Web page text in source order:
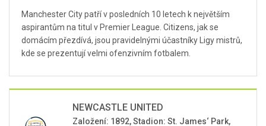
Manchester City patří v posledních 10 letech k největším
aspirantům na titul v Premier League. Citizens, jak se
domácím přezdívá, jsou pravidelnými účastníky Ligy mistrů,
kde se prezentují velmi ofenzivním fotbalem.
NEWCASTLE UNITED
Založení: 1892, Stadion: St. James‘ Park,